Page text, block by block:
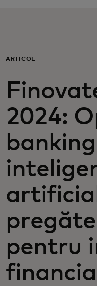
Pentru
Pentru
Știri și
ARTICOL
2024:
pentru